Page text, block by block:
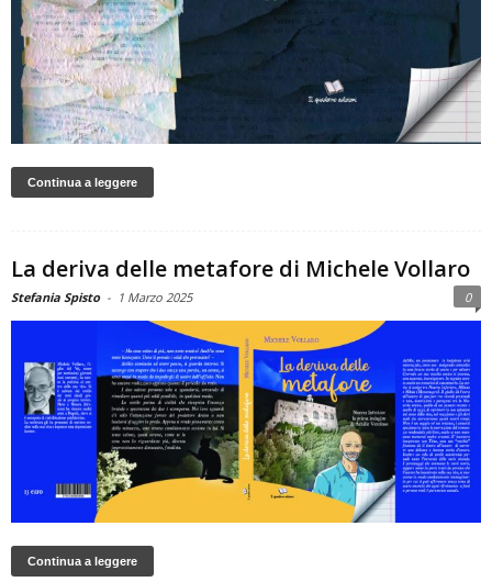
Continua a leggere
La deriva delle metafore di Michele Vollaro
Stefania Spisto - 1 Marzo 2025 0
Continua a leggere